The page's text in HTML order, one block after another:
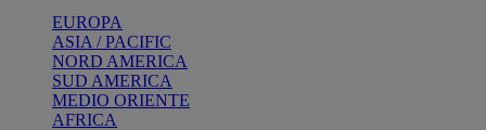
EUROPA
ASIA / PACIFIC
NORD AMERICA
SUD AMERICA
MEDIO ORIENTE
AFRICA